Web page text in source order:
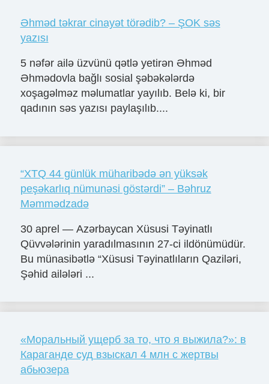
Əhməd təkrar cinayət törədib? – ŞOK səs
yazısı
5 nəfər ailə üzvünü qətlə yetirən Əhməd
Əhmədovla bağlı sosial şəbəkələrdə
xoşagəlməz məlumatlar yayılıb. Belə ki, bir
qadının səs yazısı paylaşılıb....
“XTQ 44 günlük müharibədə ən yüksək
peşəkarlıq nümunəsi göstərdi” – Bəhruz
Məmmədzadə
30 aprel — Azərbaycan Xüsusi Təyinatlı
Qüvvələrinin yaradılmasının 27-ci ildönümüdür.
Bu münasibətlə “Xüsusi Təyinatlıların Qaziləri,
Şəhid ailələri ...
«Моральный ущерб за то, что я выжила?»: в
Караганде суд взыскал 4 млн с жертвы
абьюзера